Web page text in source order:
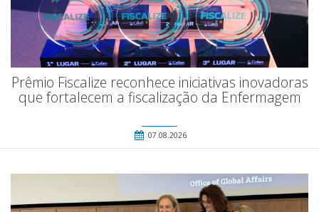
Prêmio Fiscalize reconhece iniciativas inovadoras
que fortalecem a fiscalização da Enfermagem
07.08.2026